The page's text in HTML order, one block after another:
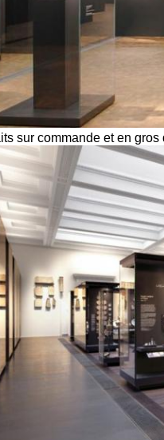
sur commande et en gros